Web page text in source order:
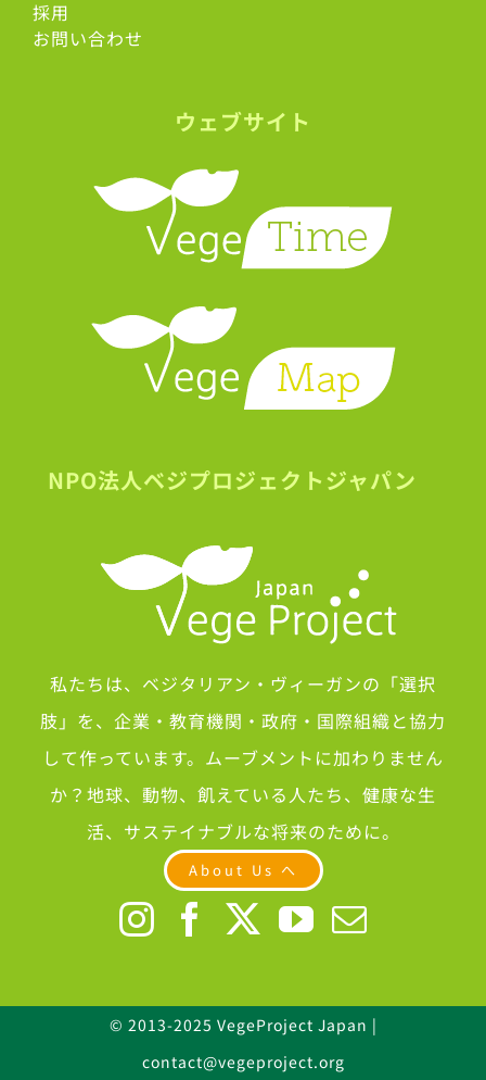
採用
お問い合わせ
ウェブサイト
NPO法人ベジプロジェクトジャパン
私たちは、ベジタリアン・ヴィーガンの「選択
肢」を、企業・教育機関・政府・国際組織と協力
して作っています。ムーブメントに加わりません
か？地球、動物、飢えている人たち、健康な生
活、サステイナブルな将来のために。
About Us へ
© 2013-2025 VegeProject Japan |
contact@vegeproject.org